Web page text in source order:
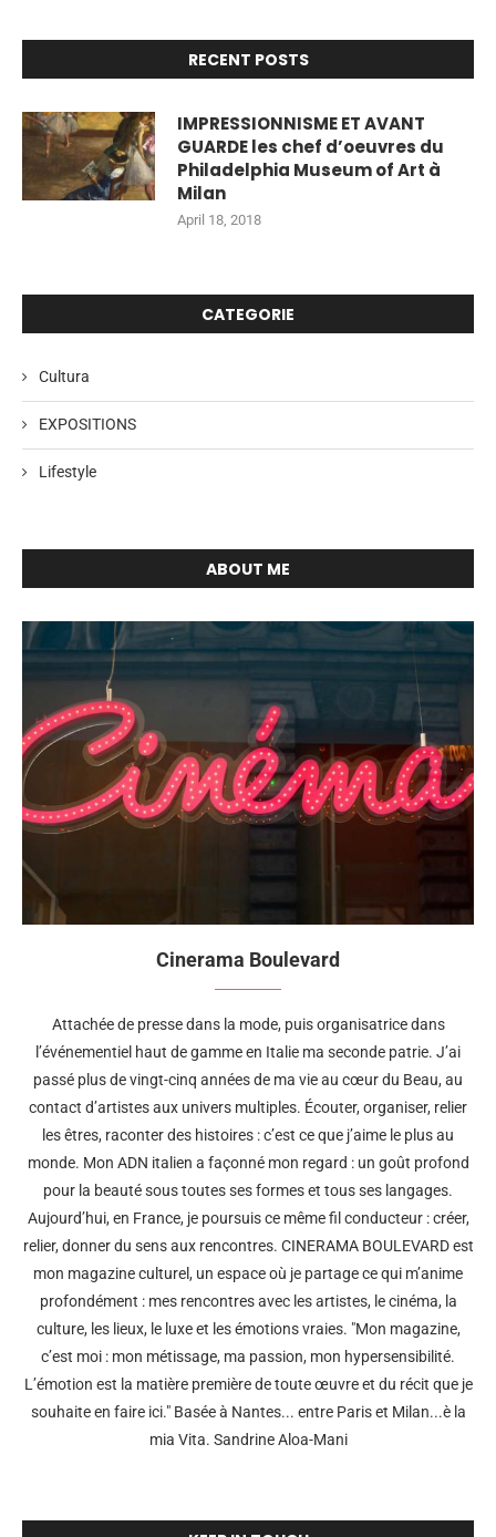
RECENT POSTS
IMPRESSIONNISME ET AVANT
GUARDE les chef d’oeuvres du
Philadelphia Museum of Art à
Milan
April 18, 2018
CATEGORIE
Cultura
EXPOSITIONS
Lifestyle
ABOUT ME
Cinerama Boulevard
Attachée de presse dans la mode, puis organisatrice dans
l’événementiel haut de gamme en Italie ma seconde patrie. J’ai
passé plus de vingt-cinq années de ma vie au cœur du Beau, au
contact d’artistes aux univers multiples. Écouter, organiser, relier
les êtres, raconter des histoires : c’est ce que j’aime le plus au
monde. Mon ADN italien a façonné mon regard : un goût profond
pour la beauté sous toutes ses formes et tous ses langages.
Aujourd’hui, en France, je poursuis ce même fil conducteur : créer,
relier, donner du sens aux rencontres. CINERAMA BOULEVARD est
mon magazine culturel, un espace où je partage ce qui m’anime
profondément : mes rencontres avec les artistes, le cinéma, la
culture, les lieux, le luxe et les émotions vraies. "Mon magazine,
c’est moi : mon métissage, ma passion, mon hypersensibilité.
L’émotion est la matière première de toute œuvre et du récit que je
souhaite en faire ici." Basée à Nantes... entre Paris et Milan...è la
mia Vita. Sandrine Aloa-Mani